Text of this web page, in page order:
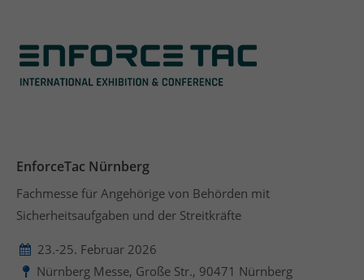
EnforceTac Nürnberg
Fachmesse für Angehörige von Behörden mit
Sicherheitsaufgaben und der Streitkräfte
23.-25. Februar 2026
Nürnberg Messe, Große Str., 90471 Nürnberg